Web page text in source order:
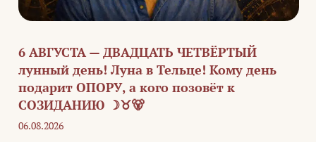
6 АВГУСТА — ДВАДЦАТЬ ЧЕТВЁРТЫЙ
лунный день! Луна в Тельце! Кому день
подарит ОПОРУ, а кого позовёт к
СОЗИДАНИЮ ☽♉🐻
06.08.2026